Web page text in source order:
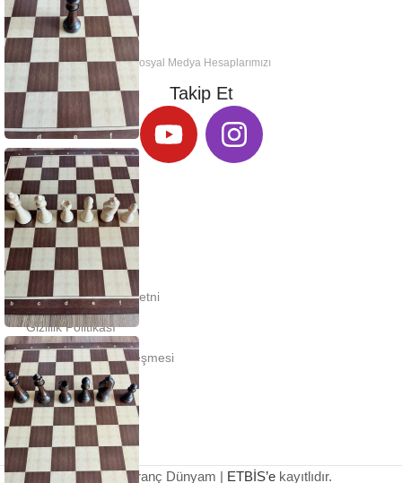
Sosyal Medya Hesaplarımızı
Takip Et
KURUMSAL
İletişim
KVKK Aydınlatma Metni
Gizlilik Politikası
Mesafeli Satış Sözleşmesi
İptal - İade Koşulları
© 2026 Satranç Dünyam | ETBİS’ekayıtlıdır.